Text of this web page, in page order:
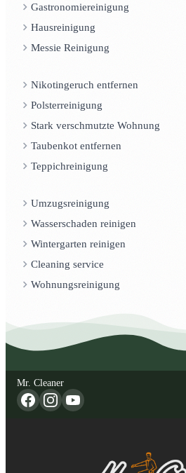
Gastronomiereinigung
Hausreinigung
Messie Reinigung
Nikotingeruch entfernen
Polsterreinigung
Stark verschmutzte Wohnung
Taubenkot entfernen
Teppichreinigung
Umzugsreinigung
Wasserschaden reinigen
Wintergarten reinigen
Cleaning service
Wohnungsreinigung
Mr. Cleaner